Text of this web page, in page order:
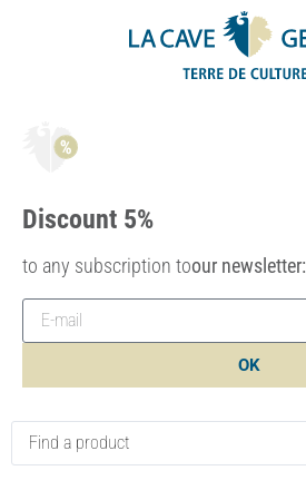
Discount 5%
to any subscription toour newsletter:
OK